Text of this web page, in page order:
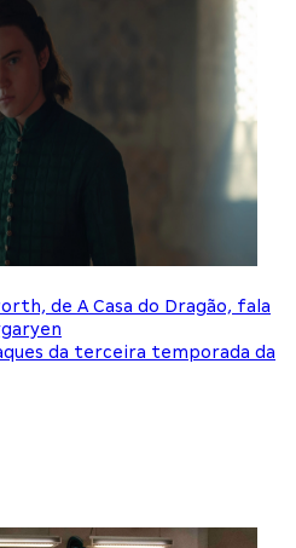
de A Casa do Dragão, fala
da terceira temporada da